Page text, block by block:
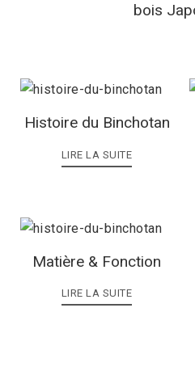
bois
Histoire du Binchotan
LIRE LA SUITE
Matière & Fonction
LIRE LA SUITE